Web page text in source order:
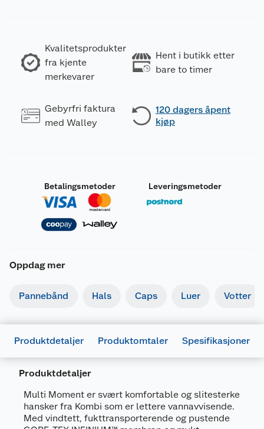
Kvalitetsprodukter
fra kjente
merkevarer
Hent i butikk etter
bare to timer
Gebyrfri faktura
med Walley
120 dagers åpent
kjøp
Betalingsmetoder Leveringsmetoder
Oppdag mer
Pannebånd Hals Caps Luer Votter
Produktdetaljer Produktomtaler Spesifikasjoner
Produktdetaljer
Multi Moment er svært komfortable og slitesterke
hansker fra Kombi som er lettere vannavvisende.
Med vindtett, fukttransporterende og pustende
Generelt
Artikkelnummer
661820373530
Leverandørens
artikkelnummer
K78283-X100-
2